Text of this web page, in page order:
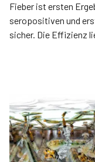
Fieber ist ersten
seropositiven und
sicher. Die Effizienz